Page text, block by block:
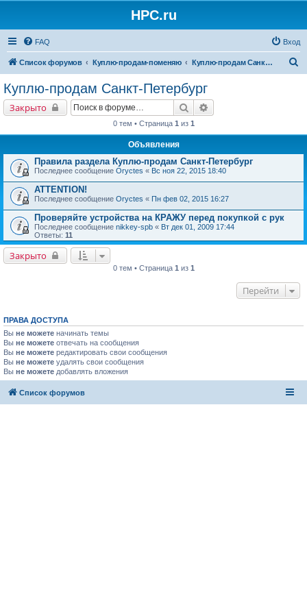
HPC.ru
FAQ Вход
Список форумов Куплю-продам-поменяю Куплю-продам Санкт-Петербург
Куплю-продам Санкт-Петербург
Закрыто Поиск
0 тем • Страница 1 из 1
Объявления
Правила раздела Куплю-продам Санкт-Петербург
Последнее сообщение Oryctes « Вс ноя 22, 2015 18:40
ATTENTION!
Последнее сообщение Oryctes « Пн фев 02, 2015 16:27
Проверяйте устройства на КРАЖУ перед покупкой с рук
Последнее сообщение nikkey-spb « Вт дек 01, 2009 17:44
Ответы: 11
Закрыто
0 тем • Страница 1 из 1
Перейти
ПРАВА ДОСТУПА
Вы не можете начинать темы
Вы не можете отвечать на сообщения
Вы не можете редактировать свои сообщения
Вы не можете удалять свои сообщения
Вы не можете добавлять вложения
Список форумов